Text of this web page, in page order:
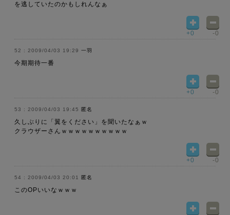
を逃していたのかもしれんなぁ
+0 -0
2009/04/03 19:29 一羽
今期期待一番
+0 -0
2009/04/03 19:45 匿名
久しぶりに「翼をください」を聞いたなぁｗ
クラウザーさんｗｗｗｗｗｗｗｗｗｗ
+0 -0
2009/04/03 20:01 匿名
このOPいいなｗｗｗ